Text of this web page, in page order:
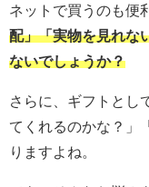
ネットで買うのも便
配」「実物を見れな
ないでしょうか？
さらに、ギフトとし
てくれるのかな？」
りますよね。